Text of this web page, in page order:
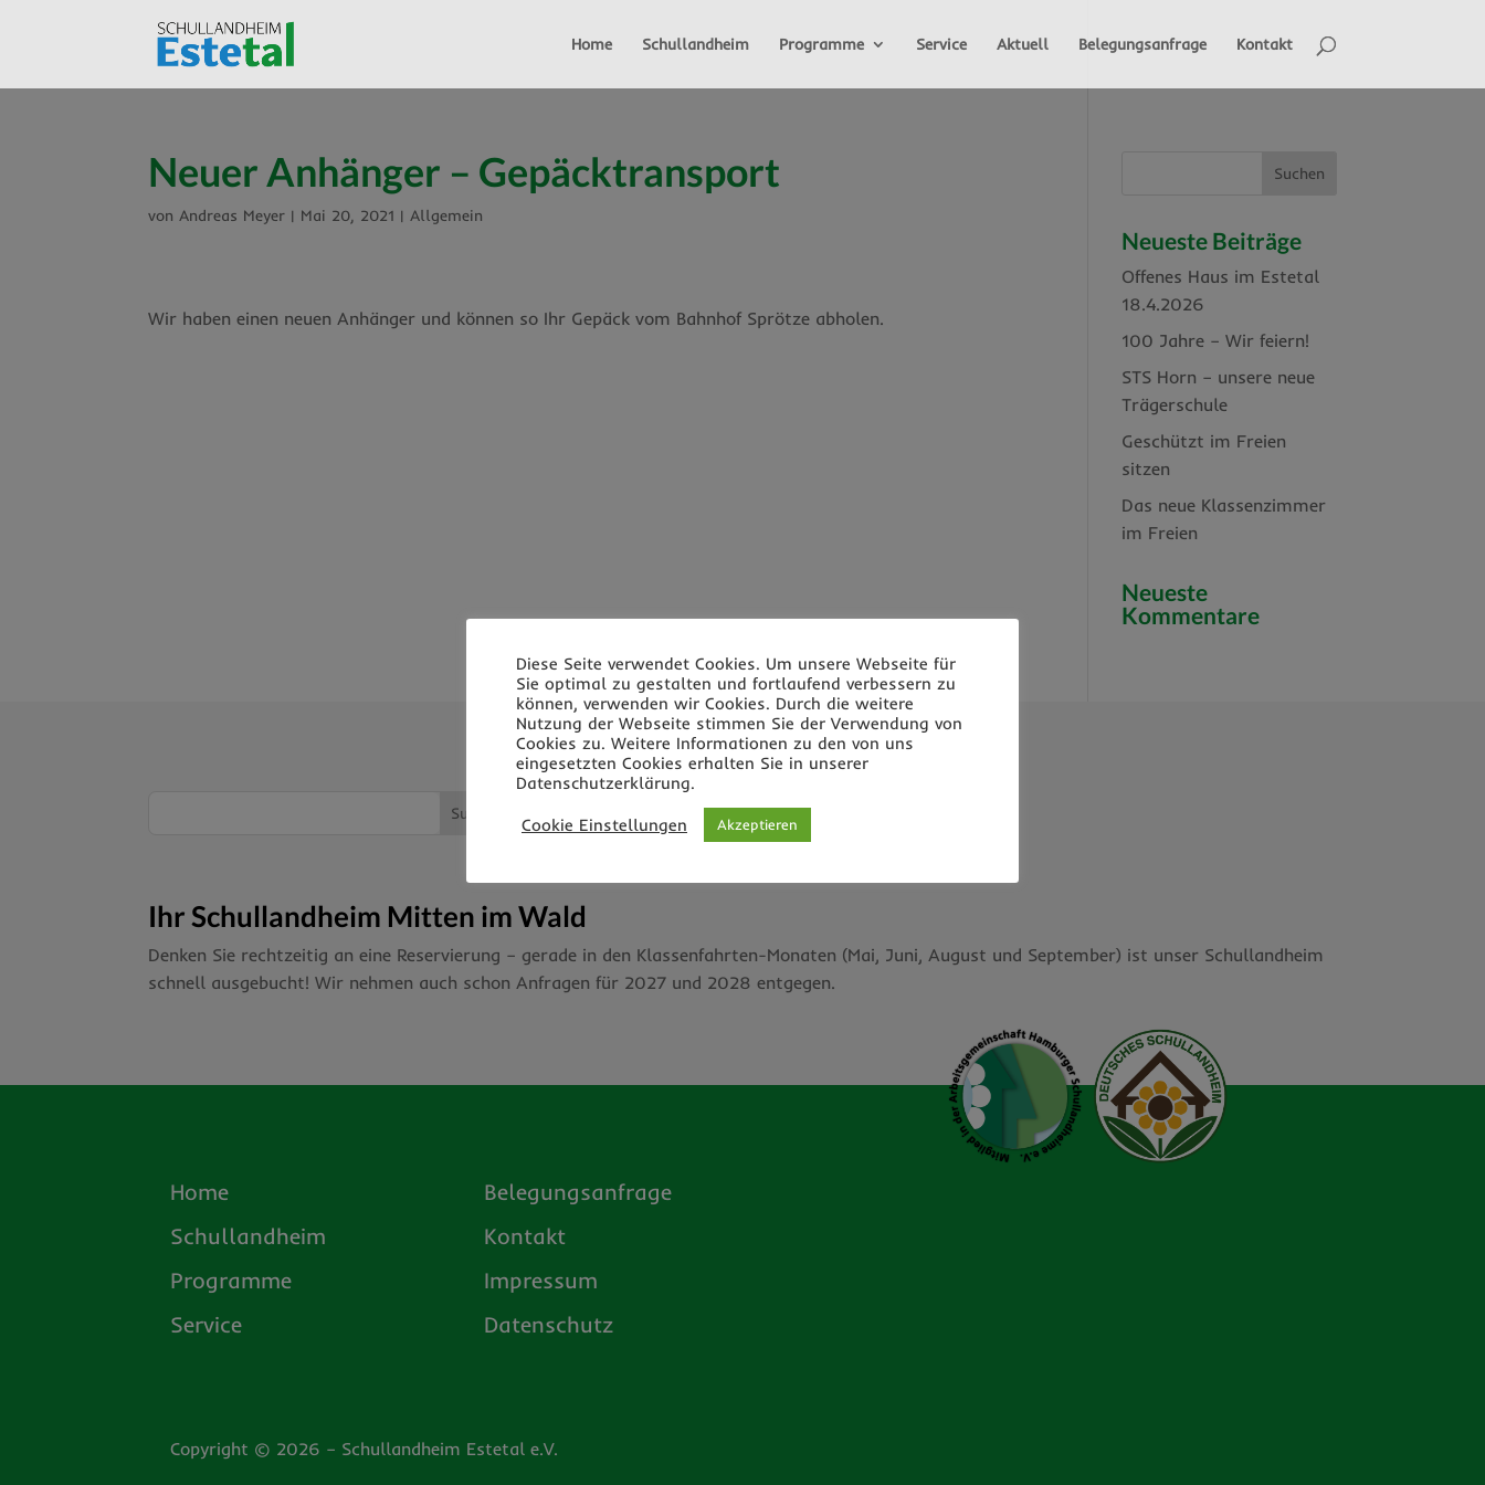
Home Schullandheim Programme Service Aktuell Belegungsanfrage Kontakt
Neuer Anhänger – Gepäcktransport
vonAndreas Meyer | Mai 20, 2021 |Allgemein
Wir haben einen neuen Anhänger und können so Ihr Gepäck vom Bahnhof Sprötze abholen.
Neueste Beiträge
Offenes Haus im Estetal
18.4.2026
100 Jahre – Wir feiern!
STS Horn – unsere neue
Trägerschule
Geschützt im Freien
sitzen
Das neue Klassenzimmer
im Freien
Neueste
Kommentare
Ihr Schullandheim Mitten im Wald
Denken Sie rechtzeitig an eine Reservierung – gerade in den Klassenfahrten-Monaten (Mai, Juni, August und September) ist unser Schullandheim
schnell ausgebucht! Wir nehmen auch schon Anfragen für 2027 und 2028 entgegen.
Home
Schullandheim
Programme
Service
Belegungsanfrage
Kontakt
Impressum
Datenschutz
Copyright © 2026 – Schullandheim Estetal e.V.
Diese Seite verwendet Cookies. Um unsere Webseite für
Sie optimal zu gestalten und fortlaufend verbessern zu
können, verwenden wir Cookies. Durch die weitere
Nutzung der Webseite stimmen Sie der Verwendung von
Cookies zu. Weitere Informationen zu den von uns
eingesetzten Cookies erhalten Sie in unserer
Datenschutzerklärung.
Cookie Einstellungen
Akzeptieren